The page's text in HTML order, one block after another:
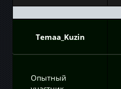
Temaa_Kuzin
Опытный